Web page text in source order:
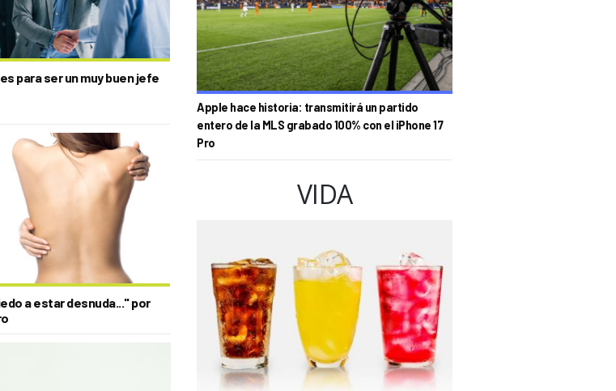
para ser un muy buen jefe
a estar desnuda..." por
Apple hace historia: transmitirá un partido
entero de la MLS grabado 100% con el iPhone 17
Pro
VIDA